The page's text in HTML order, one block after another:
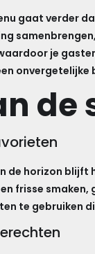
gaat verder
je
onvergetelijke
de
de horizon
frisse
te gebruiken